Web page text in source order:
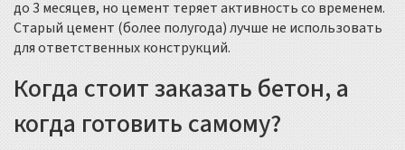
до 3 месяцев, но цемент теряет активность со временем.
Старый цемент (более полугода) лучше не использовать
для ответственных конструкций.
Когда стоит заказать бетон, а
когда готовить самому?